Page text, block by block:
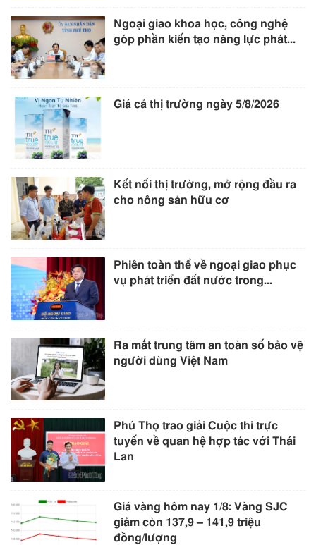
Ngoại giao khoa học, công nghệ
góp phần kiến tạo năng lực phát...
Giá cả thị trường ngày 5/8/2026
Kết nối thị trường, mở rộng đầu ra
cho nông sản hữu cơ
Phiên toàn thể về ngoại giao phục
vụ phát triển đất nước trong...
Ra mắt trung tâm an toàn số bảo vệ
người dùng Việt Nam
Phú Thọ trao giải Cuộc thi trực
tuyến về quan hệ hợp tác với Thái
Lan
Giá vàng hôm nay 1/8: Vàng SJC
giảm còn 137,9 – 141,9 triệu
đồng/lượng